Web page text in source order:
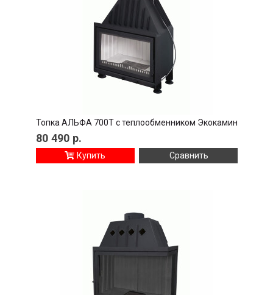
Топка АЛЬФА 700T с теплообменником Экокамин
80 490 р.
Купить Сравнить